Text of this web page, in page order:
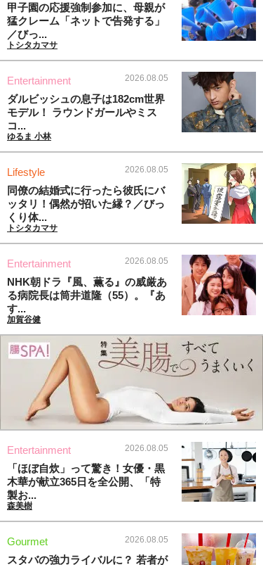
甲子園の応援強制参加に、母親が
猛クレーム「ネットで告発する」
／びっ...
トシタカマサ
Entertainment 2026.08.05
ダルビッシュの息子は182cm世界
モデル！ ラウンドガールやミス
コ...
ゆるま 小林
Lifestyle 2026.08.05
同僚の結婚式に行ったら彼氏にバ
ッタリ！偶然が招いた縁？／びっ
くり体...
トシタカマサ
Entertainment 2026.08.05
NHK朝ドラ『風、薫る』の威厳あ
る病院長は筒井道隆（55）。『あ
す...
加賀谷健
Entertainment 2026.08.05
「ほぼ自炊」って驚き！女優・黒
木華が献立365日を全公開、「特
製お...
森美樹
Gourmet 2026.08.05
スタバの強力ライバルに？ 若者が